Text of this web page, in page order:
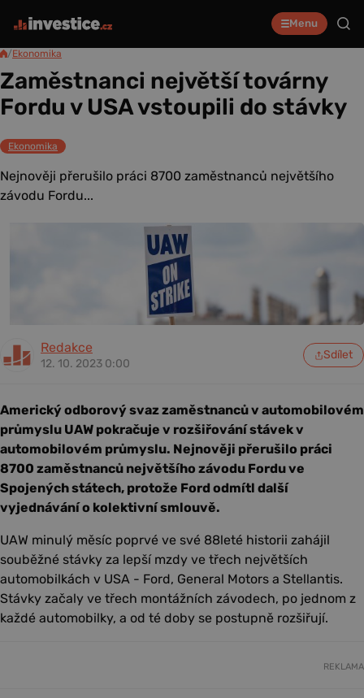
Menu
/Ekonomika
Zaměstnanci největší továrny
Fordu v USA vstoupili do stávky
Ekonomika
Nejnověji přerušilo práci 8700 zaměstnanců největšího
závodu Fordu...
Redakce
12. 10. 2023 0:00
Sdílet
Americký odborový svaz zaměstnanců v automobilovém
průmyslu UAW pokračuje v rozšiřování stávek v
automobilovém průmyslu. Nejnověji přerušilo práci
8700 zaměstnanců největšího závodu Fordu ve
Spojených státech, protože Ford odmítl další
vyjednávání o kolektivní smlouvě.
UAW minulý měsíc poprvé ve své 88leté historii zahájil
souběžné stávky za lepší mzdy ve třech největších
automobilkách v USA - Ford, General Motors a Stellantis.
Stávky začaly ve třech montážních závodech, po jednom z
každé automobilky, a od té doby se postupně rozšiřují.
REKLAMA